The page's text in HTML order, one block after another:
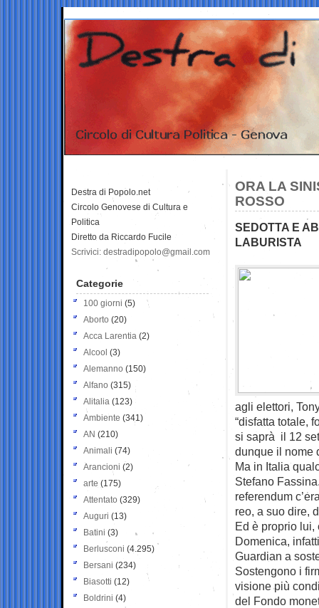
ORA LA
ROSSO
SEDOTTA E
LABURISTA
agli elettori,
“disfatta totale,
si saprà il 12
dunque il nome
Ma in Italia
Stefano
referendum
reo, a suo dire,
Ed è proprio lui,
Domenica,
Guardian a
Sostengono i
visione più
del Fondo
Destra di Popolo.net
Circolo Genovese di Cultura e
Politica
Diretto da Riccardo Fucile
Scrivici: destradipopolo@gmail.com
Categorie
100 giorni (5)
Aborto (20)
Acca Larentia (2)
Alcool (3)
Alemanno (150)
Alfano (315)
Alitalia (123)
Ambiente (341)
AN (210)
Animali (74)
Arancioni (2)
arte (175)
Attentato (329)
Auguri (13)
Batini (3)
Berlusconi (4.295)
Bersani (234)
Biasotti (12)
Boldrini (4)